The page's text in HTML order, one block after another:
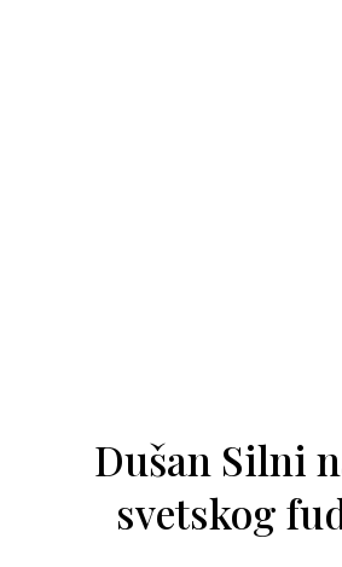
Dušan Silni
svetskog